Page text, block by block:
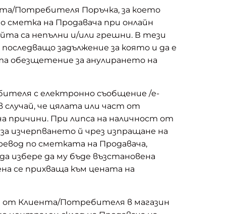
Потребителя Поръчка, за което
сметка на Продавача при онлайн
са непълни и/или грешни. В тези
задължение за която и да е
обезщетение за анулирането на
с електронно съобщение /e-
че цялата или част от
причини. При липса на наличност от
изчерпването й чрез изпращане на
по сметката на Продавача,
избере да му бъде възстановена
се прихваща към цената на
от Клиента/Потребителя в магазин